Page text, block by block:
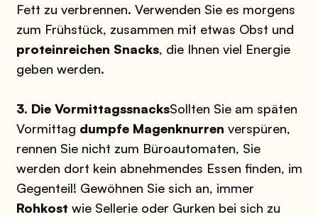
Fett zu verbrennen. Verwenden Sie es morgens
zum Frühstück, zusammen mit etwas Obst und
proteinreichen Snacks, die Ihnen viel Energie
geben werden.
3. Die VormittagssnacksSollten Sie am späten
Vormittag dumpfe Magenknurren verspüren,
rennen Sie nicht zum Büroautomaten, Sie
werden dort kein abnehmendes Essen finden, im
Gegenteil! Gewöhnen Sie sich an, immer
Rohkost wie Sellerie oder Gurken bei sich zu